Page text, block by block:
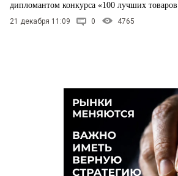
дипломантом конкурса «100 лучших
21 декабря 11:09 0 4765